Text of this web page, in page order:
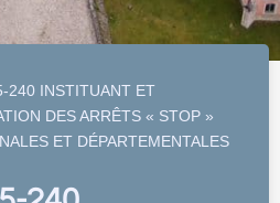
240 INSTITUANT ET
DES ARRÊTS « STOP »
ET DÉPARTEMENTALES